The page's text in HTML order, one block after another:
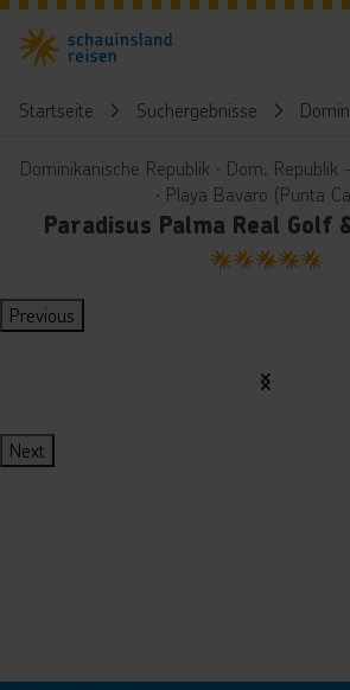
Startseite Suchergebnisse
Dominikanische Republik ∙ Dom.
∙ Playa Bavaro (Punta
Paradisus Palma Real Golf
5
Previous
Next